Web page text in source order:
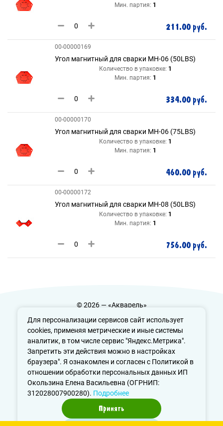
Для персонализации сервисов сайт использует
cookies, применяя метрические и иные системы
аналитик, в том числе сервис "Яндекс.Метрика".
Запретить эти действия можно в настройках
браузера". Я ознакомлен и согласен с Политикой в
отношении обработки персональных данных ИП
Окользина Елена Васильевна (ОГРНИП:
312028007900280). Подробнее
Принять
Мин. партия: 1
211.00 руб.
00-00000169
Угол магнитный для сварки MH-06 (50LBS)
Количество в упаковке: 1
Мин. партия: 1
334.00 руб.
00-00000170
Угол магнитный для сварки MH-06 (75LBS)
Количество в упаковке: 1
Мин. партия: 1
460.00 руб.
00-00000172
Угол магнитный для сварки MH-08 (50LBS)
Количество в упаковке: 1
Мин. партия: 1
756.00 руб.
© 2026 — «Акварель»
Политика конфиденциальности